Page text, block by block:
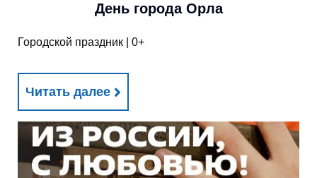
День города Орла
Городской праздник | 0+
Читать далее